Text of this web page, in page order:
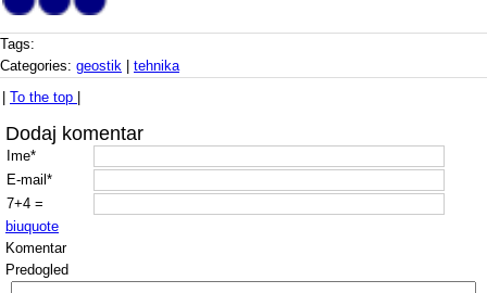
Tags:
Categories: geostik
tehnika
To the top
Dodaj komentar
Ime*
E-mail*
7+4 =
biuquote
Komentar
Predogled